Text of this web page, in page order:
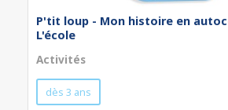
P'tit loup - Mon histoire en
L'école
Activités
dès 3 ans